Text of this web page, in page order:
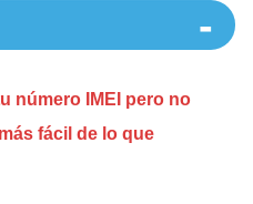
número IMEI pero no
fácil de lo que